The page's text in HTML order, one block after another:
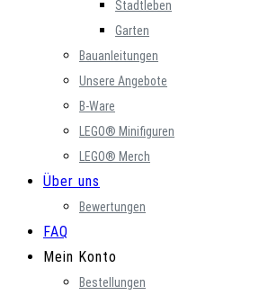
Stadtleben
Garten
Bauanleitungen
Unsere Angebote
B-Ware
LEGO® Minifiguren
LEGO® Merch
Über uns
Bewertungen
FAQ
Mein Konto
Bestellungen